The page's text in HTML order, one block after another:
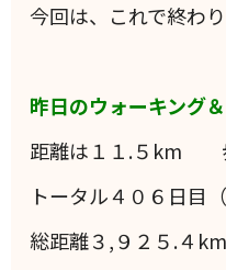
今回は、これで終わり
昨日のウォーキング
距離は１１.５km
トータル４０６日目
総距離３,９２５.４km